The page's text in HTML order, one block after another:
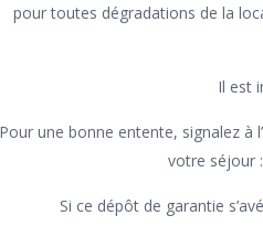
pour toutes dégradations de la
Il est
Pour une bonne entente, signalez à
votre séjour
Si ce dépôt de garantie